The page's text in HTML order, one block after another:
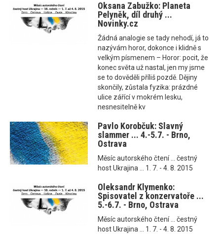
Oksana Zabužko: Planeta
Pelyněk, díl druhý ...
Novinky.cz
Žádná analogie se tady nehodí, já to
nazývám horor, dokonce i klidně s
velkým písmenem – Horor: pocit, že
konec světa už nastal, jen my jsme
se to dověděli příliš pozdě. Dějiny
skončily, zůstala fyzika: prázdné
ulice zářící v mokrém lesku,
nesnesitelně kv
Pavlo Korobčuk: Slavný
slammer ... 4.-5.7. - Brno,
Ostrava
Měsíc autorského čtení ... čestný
host Ukrajina ... 1. 7. - 4. 8. 2015
Oleksandr Klymenko:
Spisovatel z konzervatoře ...
5.-6.7. - Brno, Ostrava
Měsíc autorského čtení ... čestný
host Ukrajina ... 1. 7. - 4. 8. 2015